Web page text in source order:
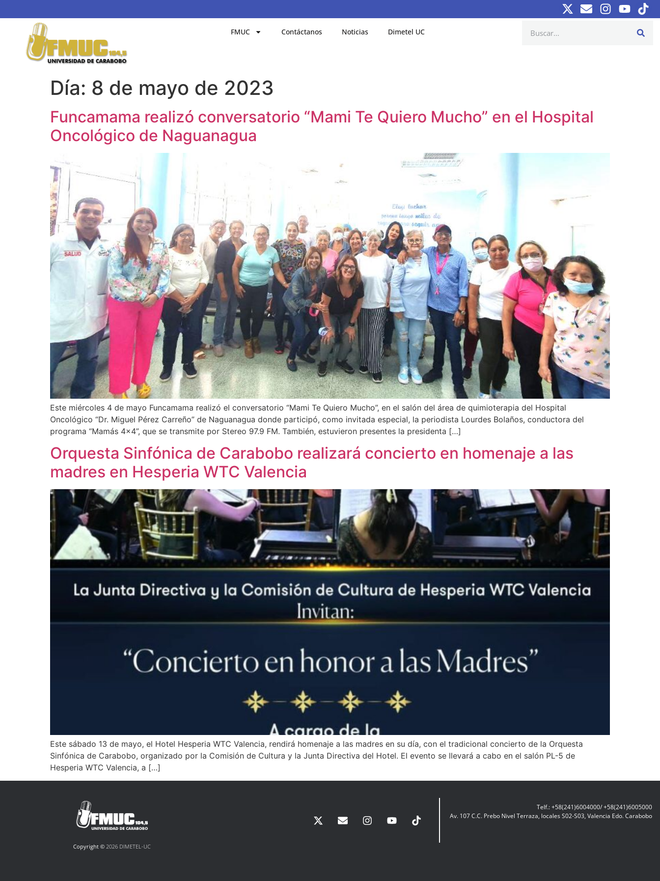
FMUC Contáctanos Noticias Dimetel UC
Día: 8 de mayo de 2023
Funcamama realizó conversatorio “Mami Te Quiero Mucho” en el Hospital
Oncológico de Naguanagua
Este miércoles 4 de mayo Funcamama realizó el conversatorio “Mami Te Quiero Mucho”, en el salón del área de quimioterapia del Hospital
Oncológico “Dr. Miguel Pérez Carreño” de Naguanagua donde participó, como invitada especial, la periodista Lourdes Bolaños, conductora del
programa “Mamás 4×4”, que se transmite por Stereo 97.9 FM. También, estuvieron presentes la presidenta […]
Orquesta Sinfónica de Carabobo realizará concierto en homenaje a las
madres en Hesperia WTC Valencia
Este sábado 13 de mayo, el Hotel Hesperia WTC Valencia, rendirá homenaje a las madres en su día, con el tradicional concierto de la Orquesta
Sinfónica de Carabobo, organizado por la Comisión de Cultura y la Junta Directiva del Hotel. El evento se llevará a cabo en el salón PL-5 de
Hesperia WTC Valencia, a […]
Copyright ©2026 DIMETEL-UC
Telf.: +58(241)6004000/ +58(241)6005000
Av. 107 C.C. Prebo Nivel Terraza, locales S02-S03, Valencia Edo. Carabobo